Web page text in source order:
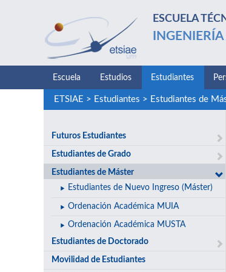
ESCUELA
Escuela Estudios Estudiantes
ETSIAE > Estudiantes > Estudiantes de
Futuros Estudiantes
Estudiantes de Grado
Estudiantes de Máster
Estudiantes de Nuevo Ingreso (Máster)
Ordenación Académica MUIA
Ordenación Académica MUSTA
Estudiantes de Doctorado
Movilidad de Estudiantes